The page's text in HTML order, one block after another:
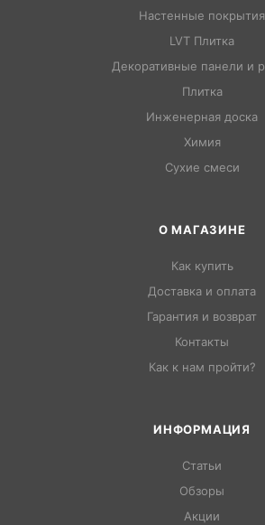
Настенные покрытия
LVT Плитка
Декоративные панели и
Плитка
Инженерная доска
Химия
Сухие смеси
О МАГАЗИНЕ
Как купить
Доставка и оплата
Гарантия и возврат
Контакты
Как к нам пройти?
ИНФОРМАЦИЯ
Статьи
Обзоры
Акции